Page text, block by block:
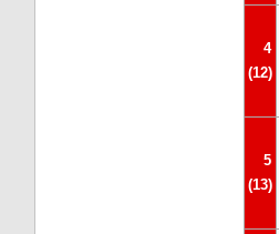
4
(12)
5
(13)